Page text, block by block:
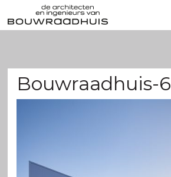
Bouwraadhuis-6